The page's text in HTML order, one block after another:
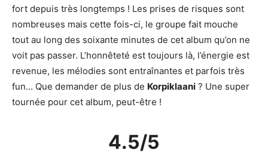
fort depuis très longtemps ! Les prises de risques sont
nombreuses mais cette fois-ci, le groupe fait mouche
tout au long des soixante minutes de cet album qu’on ne
voit pas passer. L’honnêteté est toujours là, l’énergie est
revenue, les mélodies sont entraînantes et parfois très
fun… Que demander de plus de Korpiklaani ? Une super
tournée pour cet album, peut-être !
4.5/5